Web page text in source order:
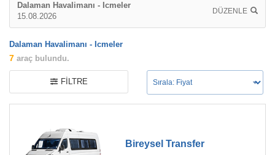
Dalaman Havalimanı - Icmeler
15.08.2026
DÜZENLE
Dalaman Havalimanı - Icmeler
7 araç bulundu.
FILTRE
Bireysel Transfer